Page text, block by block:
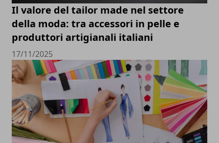
Il valore del tailor made nel settore
della moda: tra accessori in pelle e
produttori artigianali italiani
17/11/2025